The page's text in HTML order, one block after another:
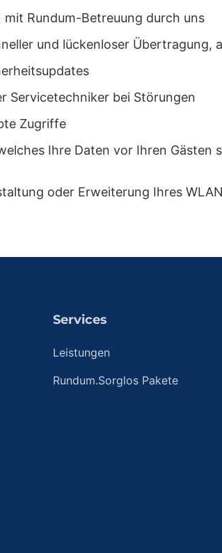
Rundum-Betreuung durch uns
und lückenloser Übertragung,
Servicetechniker bei Störungen
Zugriffe
Ihre Daten vor Ihren Gästen
oder Erweiterung Ihres
Services
Leistungen
Rundum.Sorglos Pakete